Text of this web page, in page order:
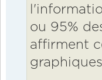
ou 95%
affirment